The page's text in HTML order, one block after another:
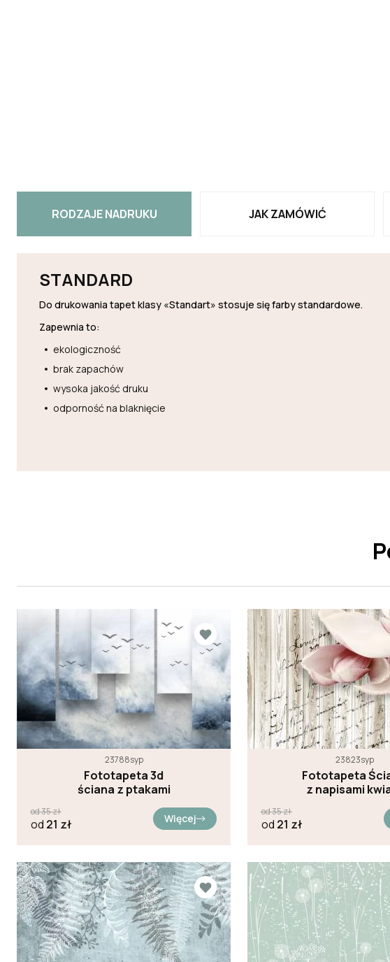
RODZAJE NADRUKU JAK ZAMÓWIĆ
STANDARD
Do drukowania tapet klasy «Standart» stosuje się farby standardowe.
Zapewnia to:
ekologiczność
brak zapachów
wysoka jakość druku
odporność na blaknięcie
23788syp
Fototapeta 3d
ściana z ptakami
od35zł
od 21 zł Więcej
23823syp
Fototapeta
z napisami
od35zł
od 21 zł